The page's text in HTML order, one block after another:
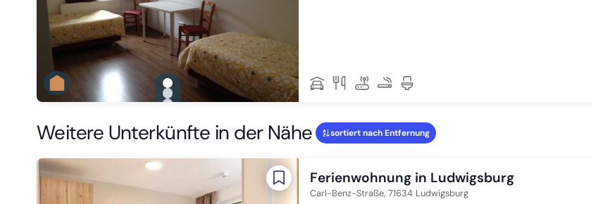
gallery.slide_selector
Zu Slide 1 wechseln
Zu Slide 2 wechseln
Weitere Unterkünfte in der Nähe sortiert nach Entfernung
Ferienwohnung in Ludwigsburg
Carl-Benz-Straße, 71634 Ludwigsburg